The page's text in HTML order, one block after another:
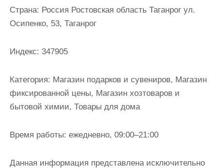
Страна: Россия Ростовская область Таганрог ул.
Осипенко, 53, Таганрог
Индекс: 347905
Категория: Магазин подарков и сувениров, Магазин
фиксированной цены, Магазин хозтоваров и
бытовой химии, Товары для дома
Время работы: ежедневно, 09:00–21:00
Данная информация представлена исключительно